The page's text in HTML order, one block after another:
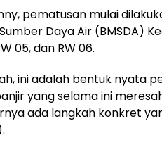
pematusan mulai
Daya Air (BMSDA)
05, dan RW 06.
ini adalah bentuk nyata
yang selama ini
ada langkah konkret